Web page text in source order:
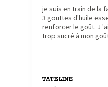
je suis en train de la
3 gouttes d'huile
renforcer le goût. J
trop sucré à mon
TATELINE